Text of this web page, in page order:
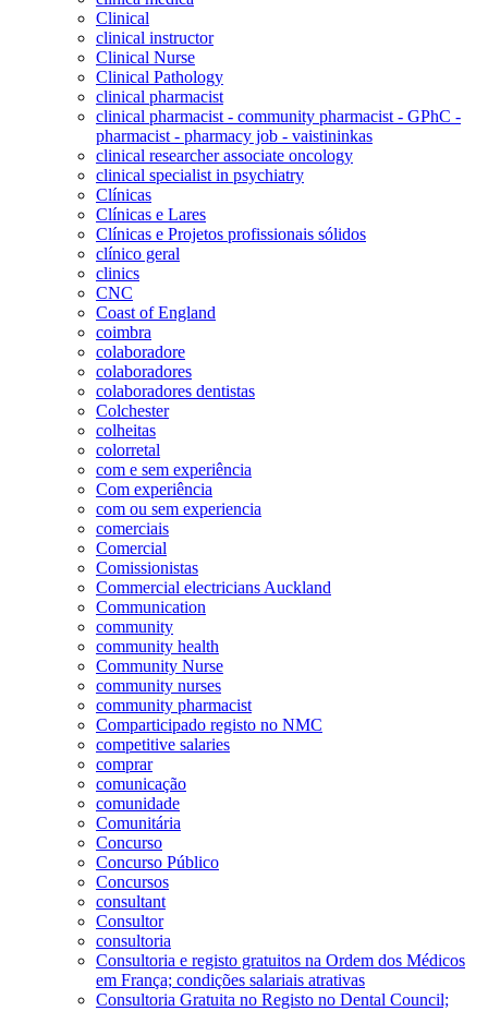
Clinical
clinical instructor
Clinical Nurse
Clinical Pathology
clinical pharmacist
clinical pharmacist - community pharmacist - GPhC -
pharmacist - pharmacy job - vaistininkas
clinical researcher associate oncology
clinical specialist in psychiatry
Clínicas
Clínicas e Lares
Clínicas e Projetos profissionais sólidos
clínico geral
clinics
CNC
Coast of England
coimbra
colaboradore
colaboradores
colaboradores dentistas
Colchester
colheitas
colorretal
com e sem experiência
Com experiência
com ou sem experiencia
comerciais
Comercial
Comissionistas
Commercial electricians Auckland
Communication
community
community health
Community Nurse
community nurses
community pharmacist
Comparticipado registo no NMC
competitive salaries
comprar
comunicação
comunidade
Comunitária
Concurso
Concurso Público
Concursos
consultant
Consultor
consultoria
Consultoria e registo gratuitos na Ordem dos Médicos
em França; condições salariais atrativas
Consultoria Gratuita no Registo no Dental Council;